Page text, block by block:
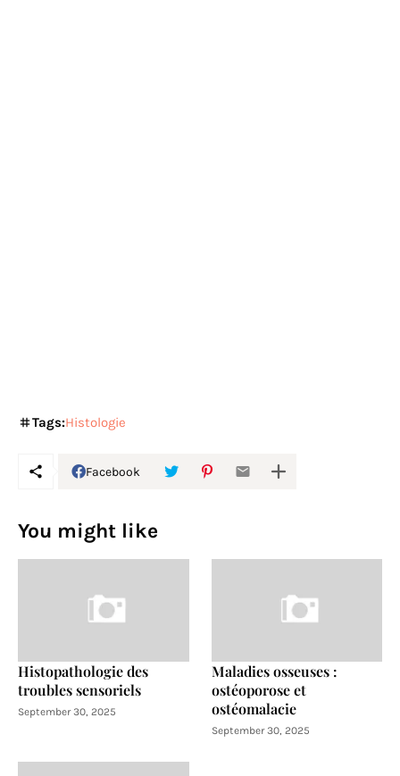
Tags:Histologie
Facebook
You might like
Histopathologie des
troubles sensoriels
September 30, 2025
Maladies osseuses :
ostéoporose et
ostéomalacie
September 30, 2025